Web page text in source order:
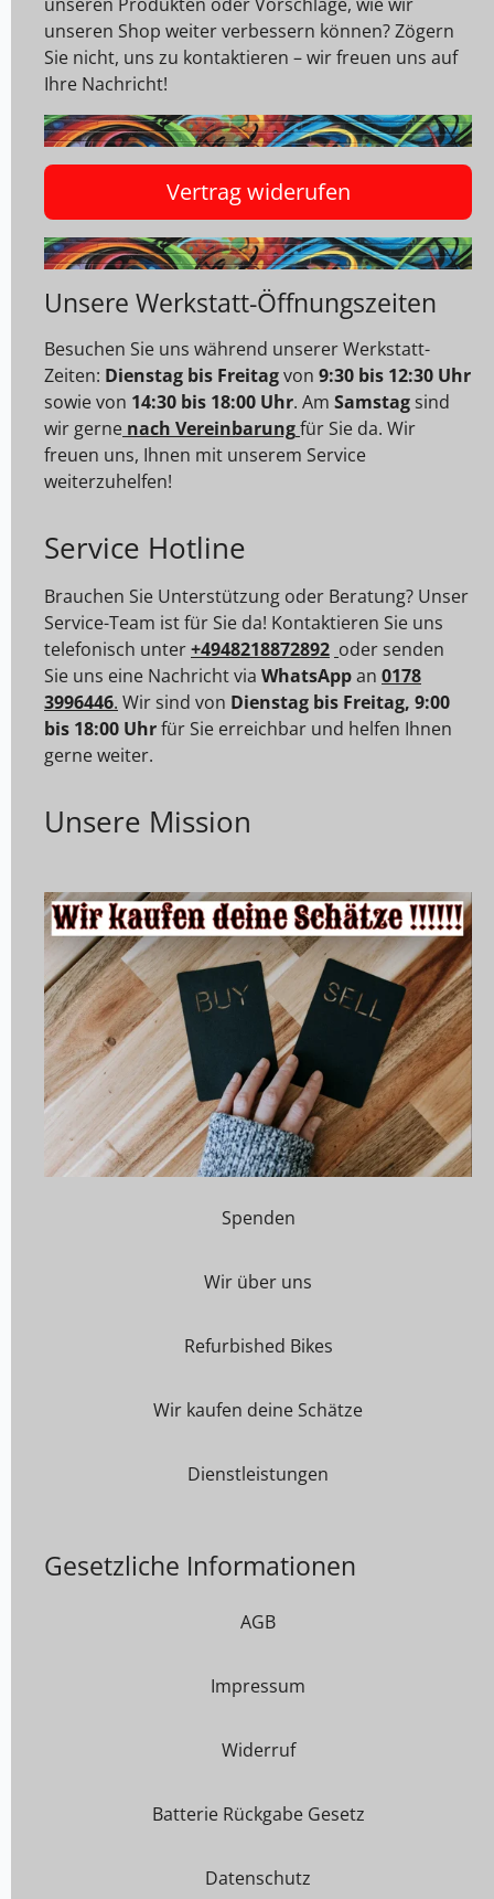
unseren Shop weiter verbessern können? Zögern
Sie nicht, uns zu kontaktieren – wir freuen uns auf
Ihre Nachricht!
Vertrag widerufen
Unsere Werkstatt-Öffnungszeiten
Besuchen Sie uns während unserer Werkstatt-
Zeiten: Dienstag bis Freitagvon 9:30 bis 12:30 Uhr
sowie von 14:30 bis 18:00 Uhr. Am Samstag sind
wir gerne nach Vereinbarungfür Sie da. Wir
freuen uns, Ihnen mit unserem Service
weiterzuhelfen!
Service Hotline
Brauchen Sie Unterstützung oder Beratung? Unser
Service-Team ist für Sie da! Kontaktieren Sie uns
telefonisch unter+4948218872892 oder senden
Sie uns eine Nachricht via WhatsAppan 0178
3996446. Wir sind von Dienstag bis Freitag, 9:00
bis 18:00 Uhrfür Sie erreichbar und helfen Ihnen
gerne weiter.
Unsere Mission
Spenden
Wir über uns
Refurbished Bikes
Wir kaufen deine Schätze
Dienstleistungen
Gesetzliche Informationen
AGB
Impressum
Widerruf
Batterie Rückgabe Gesetz
Datenschutz